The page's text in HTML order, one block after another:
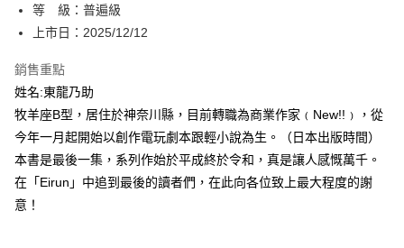
結帳頁面，進行簡訊認證並確認金額後，即可完成結帳。
２．訂單成立數日內，您將收到繳費通知簡訊。
３．收到繳費通知簡訊後14天內，點擊此簡訊中的連結，可透過四大超商／
※ 請注意：結帳手續完成當下不需立刻繳費，但若您需要取消訂單，請聯絡
購買商品的店家。未經商家同意取消之訂單仍視為有效，需透過AFTEE先享
後付繳納相關費用。
※ 交易是否成功請以「AFTEE先享後付 」之結帳頁面顯示為準，若有關於
是否繳費成功／繳費後需取消欲退款等相關疑問，請聯繫「AFTEE先享後付
【注意事項】
１．透過由恩沛科技股份有限公司提供之「AFTEE先享後付」服務完成之交
易，需依本服務之必要範圍內提供個人資料，並將交易相關給付款項請求債
每筆NT$80，滿NT$500(含以上)免運費
每筆NT$80，滿NT$500(含以上)免運費
付款後萊爾富取貨
每筆NT$80，滿NT$500(含以上)免運費
7-11取貨付款
每筆NT$80，滿NT$500(含以上)免運費
等 級：普遍級
上市日：2025/12/12
銷售重點
姓名:東龍乃助
牧羊座B型，居住於神奈川縣，目前轉職為商業作家﹙New!!﹚，從
今年一月起開始以創作電玩劇本跟輕小說為生。（日本出版時間）
本書是最後一集，系列作始於平成終於令和，真是讓人感慨萬千。
在「Eirun」中追到最後的讀者們，在此向各位致上最大程度的謝
意！